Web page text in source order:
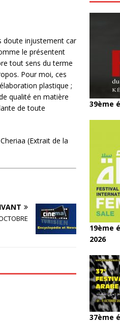
doute injustement car
le présentent
tout sens du terme
Pour moi, ces
plastique ;
qualité en matière
de toute
(Extrait de la
39ème
19ème
2026
37ème